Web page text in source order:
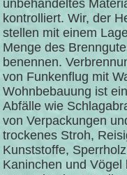
unbehandeltes
kontrolliert. Wir, der
stellen mit einem
Menge des
benennen.
von Funkenflug mit
Wohnbebauung ist
Abfälle wie
von Verpackungen
trockenes Stroh,
Kunststoffe,
Kaninchen und